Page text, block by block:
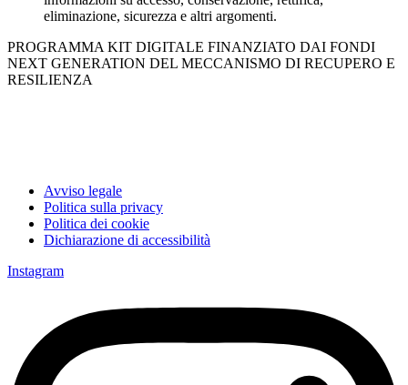
eliminazione, sicurezza e altri argomenti.
PROGRAMMA KIT DIGITALE FINANZIATO DAI FONDI
NEXT GENERATION DEL MECCANISMO DI RECUPERO E
RESILIENZA
Avviso legale
Politica sulla privacy
Politica dei cookie
Dichiarazione di accessibilità
Instagram